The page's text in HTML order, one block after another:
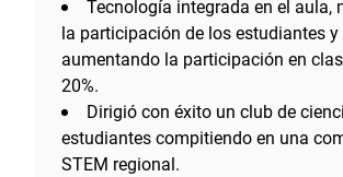
Tecnología integrada en el aula,
la participación de los estudiantes y
aumentando la participación en
20%.
Dirigió con éxito un club de
estudiantes compitiendo en una
STEM regional.